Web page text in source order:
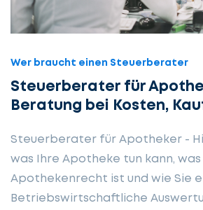
Wer braucht einen Steuerberater
Steuerberater für
Beratung bei Kosten,
Steuerberater für Apotheker -
was Ihre Apotheke tun kann, was
Apothekenrecht ist und wie Sie
Betriebswirtschaftliche